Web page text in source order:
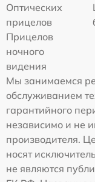
Оптических
прицелов
Прицелов
ночного
видения
Мы занимаемся
обслуживанием
гарантийного
независимо и не
производителя.
носят
не являются